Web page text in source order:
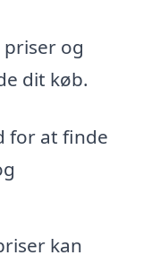
og
dit køb.
for at finde
kan